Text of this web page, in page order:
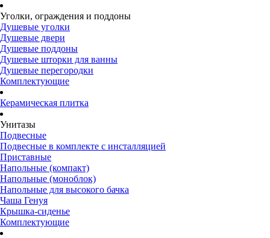
Уголки, ограждения и поддоны
Душевые уголки
Душевые двери
Душевые поддоны
Душевые шторки для ванны
Душевые перегородки
Комплектующие
Керамическая плитка
Унитазы
Подвесные
Подвесные в комплекте с инсталляцией
Приставные
Напольные (компакт)
Напольные (моноблок)
Напольные для высокого бачка
Чаша Генуя
Крышка-сиденье
Комплектующие